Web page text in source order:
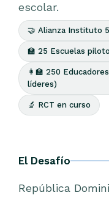
escolar.
🤝 Alianza Instituto
🏫 25 Escuelas piloto
👩‍🏫 250
líderes)
🔬 RCT en curso
El Desafío
República